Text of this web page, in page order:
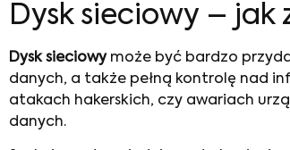
Dysk sieciowy –
Dysk sieciowymoże być bardzo
danych, a także pełną kontrolę nad
atakach hakerskich, czy awariach
danych.